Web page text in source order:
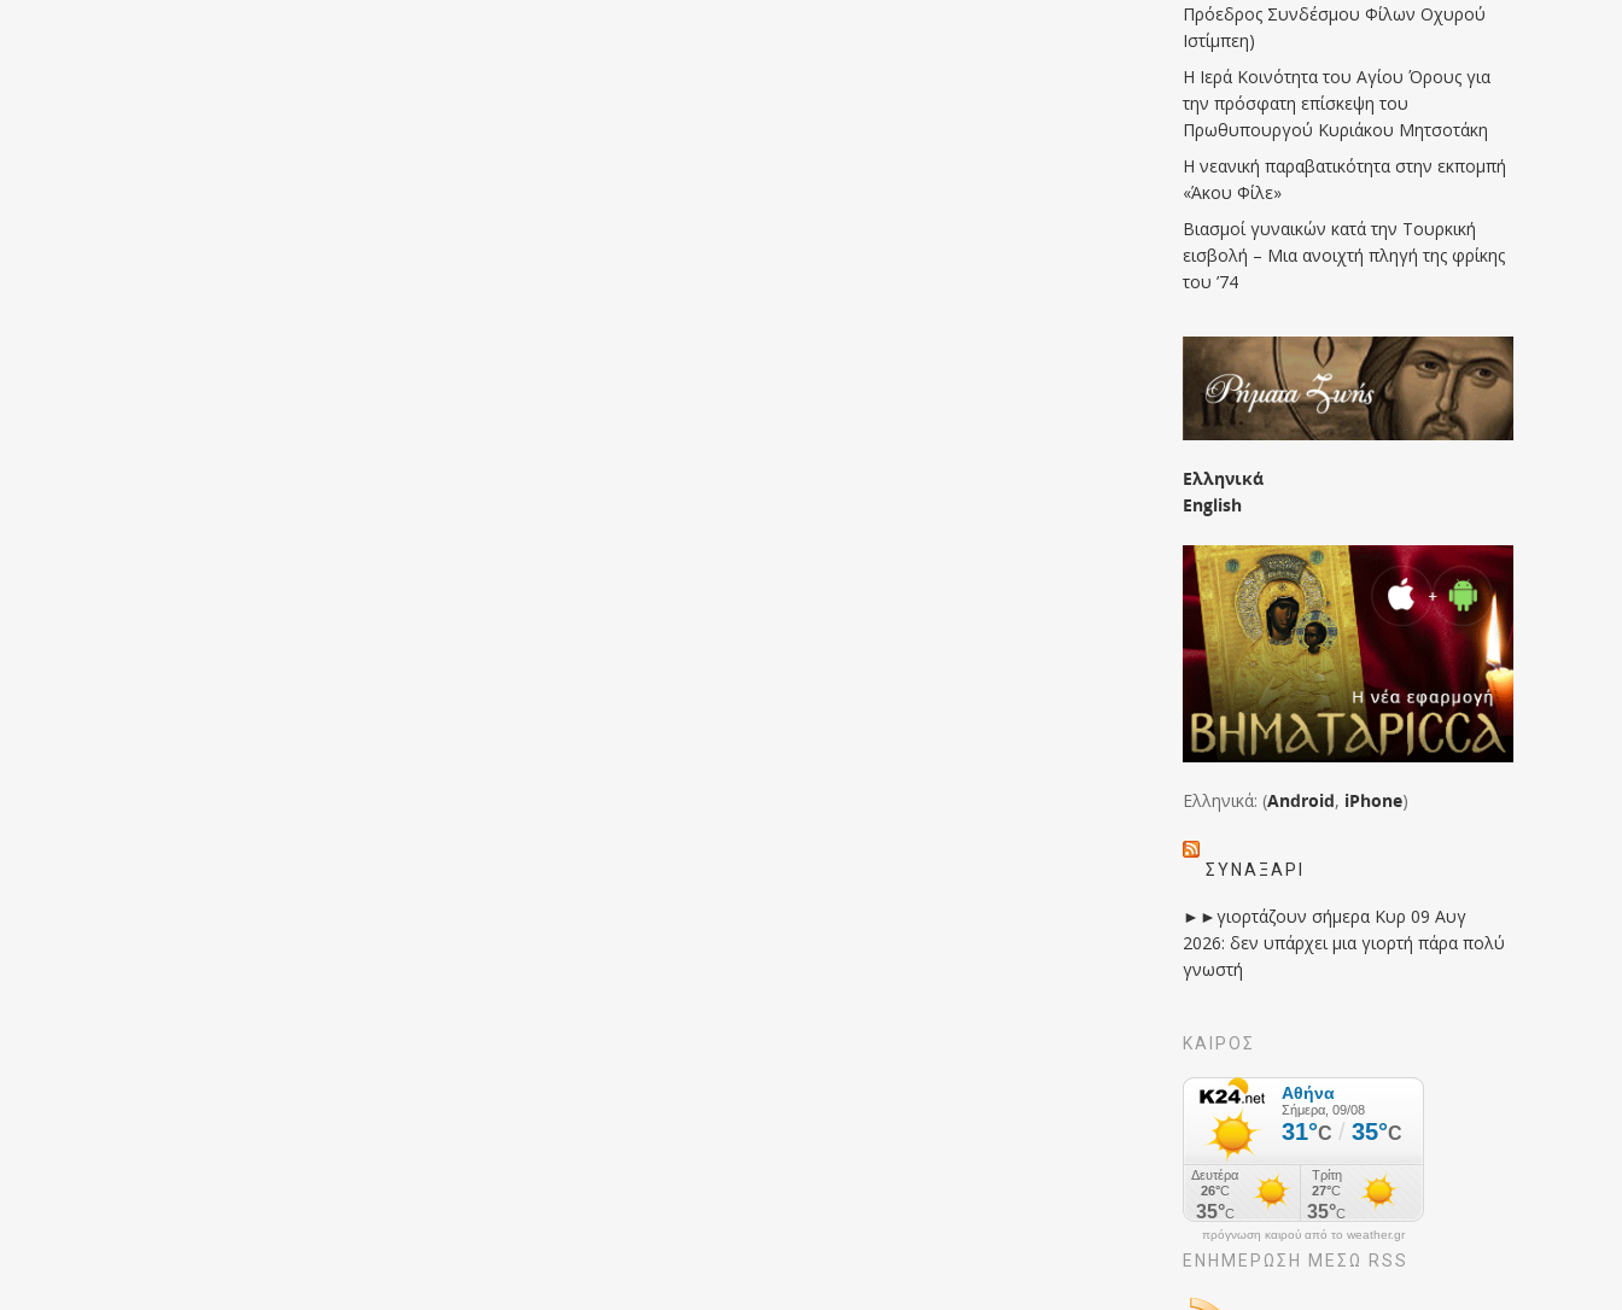
Πρόεδρος Συνδέσμου Φίλων Οχυρού
Ιστίμπεη)
Η Ιερά Κοινότητα του Αγίου Όρους για
την πρόσφατη επίσκεψη του
Πρωθυπουργού Κυριάκου Μητσοτάκη
Η νεανική παραβατικότητα στην εκπομπή
«Άκου Φίλε»
Βιασμοί γυναικών κατά την Τουρκική
εισβολή – Μια ανοιχτή πληγή της φρίκης
του ’74
Ελληνικά
English
Ελληνικά: (Android, iPhone)
ΣΥΝΑΞΆΡΙ
►►γιορτάζουν σήμερα Κυρ 09 Αυγ
2026: δεν υπάρχει μια γιορτή πάρα πολύ
γνωστή
ΚΑΙΡΟΣ
πρόγνωση καιρού από το weather.gr
ΕΝΗΜΈΡΩΣΉ ΜΕΣΩ RSS